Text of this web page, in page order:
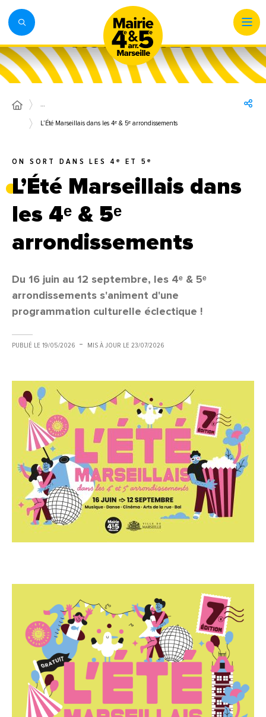
…
L’Été Marseillais dans les 4ᵉ & 5ᵉ arrondissements
ON SORT DANS LES 4ᵉ ET 5ᵉ
L’Été Marseillais dans
les 4ᵉ & 5ᵉ
arrondissements
Du 16 juin au 12 septembre, les 4ᵉ & 5ᵉ
arrondissements s'animent d'une
programmation culturelle éclectique !
PUBLIÉ LE 19/05/2026 MIS À JOUR LE 23/07/2026